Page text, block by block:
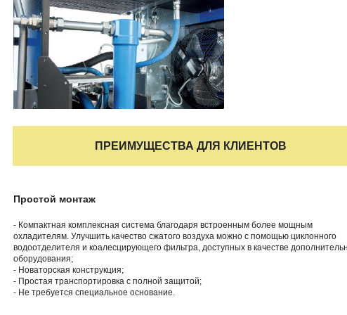
ПРЕИМУЩЕСТВА ДЛЯ КЛИЕНТОВ
Простой монтаж
- Компактная комплексная система благодаря встроенным более мощным
охладителям. Улучшить качество сжатого воздуха можно с помощью циклонного
водоотделителя и коалесцирующего фильтра, доступных в качестве
оборудования;
- Новаторская конструкция;
- Простая транспортировка с полной защитой;
- Не требуется специальное основание.